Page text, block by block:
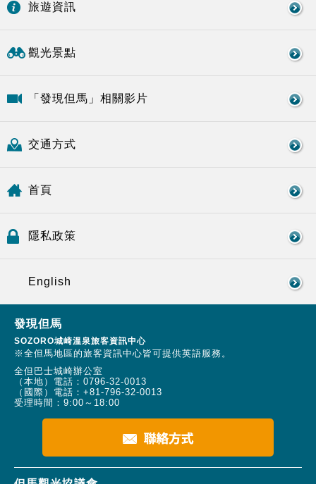
旅遊資訊
觀光景點
「發現但馬」相關影片
交通方式
首頁
隱私政策
English
發現但馬
SOZORO城崎溫泉旅客資訊中心
※全但馬地區的旅客資訊中心皆可提供英語服務。
全但巴士城崎辦公室
（本地）電話： 0796-32-0013
（國際）電話： +81-796-32-0013
受理時間：9:00～18:00